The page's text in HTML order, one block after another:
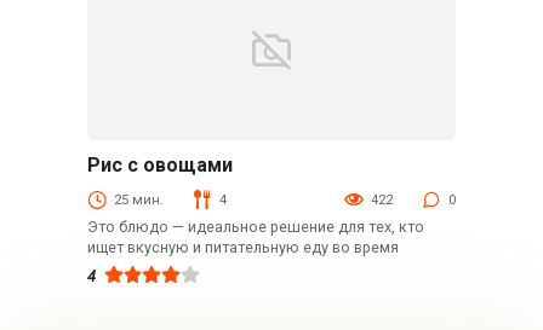
Вторые блюда
Рис с овощами
25 мин. 4 422 0
Это блюдо — идеальное решение для тех, кто
ищет вкусную и питательную еду во время
4